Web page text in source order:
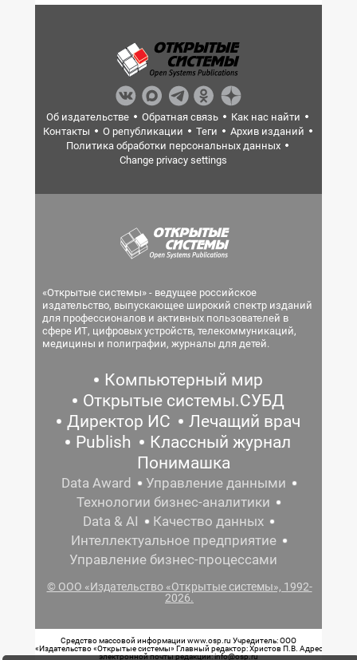
Об издательстве Обратная связь
Как нас найти
Контакты
О републикации Теги
Архив изданий
Политика обработки персональных данных
Change privacy settings
«Открытые системы» - ведущее российское
издательство, выпускающее широкий спектр изданий
для профессионалов и активных пользователей в
сфере ИТ, цифровых устройств, телекоммуникаций,
медицины и полиграфии, журналы для детей.
Компьютерный мир
Открытые системы.СУБД
Директор ИС
Лечащий врач
Publish
Классный журнал
Понимашка
Data Award
Управление данными
Технологии бизнес-аналитики
Data & AI
Качество данных
Интеллектуальное предприятие
Управление бизнес-процессами
© ООО «Издательство «Открытые системы», 1992-
2026.
Средство массовой информации www.osp.ru Учредитель: ООО
«Издательство «Открытые системы» Главный редактор: Христов П.В. Адрес
электронной почты редакции: info@osp.ru